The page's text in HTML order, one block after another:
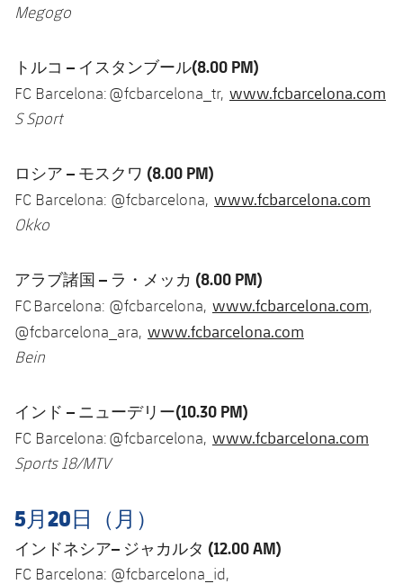
Megogo
トルコ – イスタンブール(8.00 PM)
FC Barcelona: @fcbarcelona_tr, www.fcbarcelona.com
S Sport
ロシア – モスクワ (8.00 PM)
FC Barcelona: @fcbarcelona, www.fcbarcelona.com
Okko
アラブ諸国 – ラ・メッカ (8.00 PM)
FC Barcelona: @fcbarcelona, www.fcbarcelona.com,
@fcbarcelona_ara, www.fcbarcelona.com
Bein
インド – ニューデリー(10.30 PM)
FC Barcelona: @fcbarcelona, www.fcbarcelona.com
Sports 18/MTV
5月20日（月）
インドネシア– ジャカルタ (12.00 AM)
FC Barcelona: @fcbarcelona_id,